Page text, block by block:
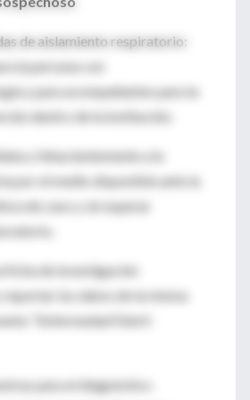
de aislamiento respiratorio:
la persona con
y para acompañantes para la
dentro de la institución.
y fehacientemente a la
por el medio disponible ante la
de caso y sin esperar
ficha de investigación
los datos de la misma
“Enfermedad Febril
para el diagnóstico